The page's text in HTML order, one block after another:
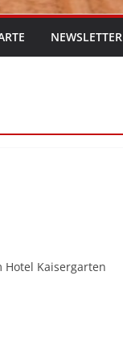
NEWSLETTER
Kaisergarten